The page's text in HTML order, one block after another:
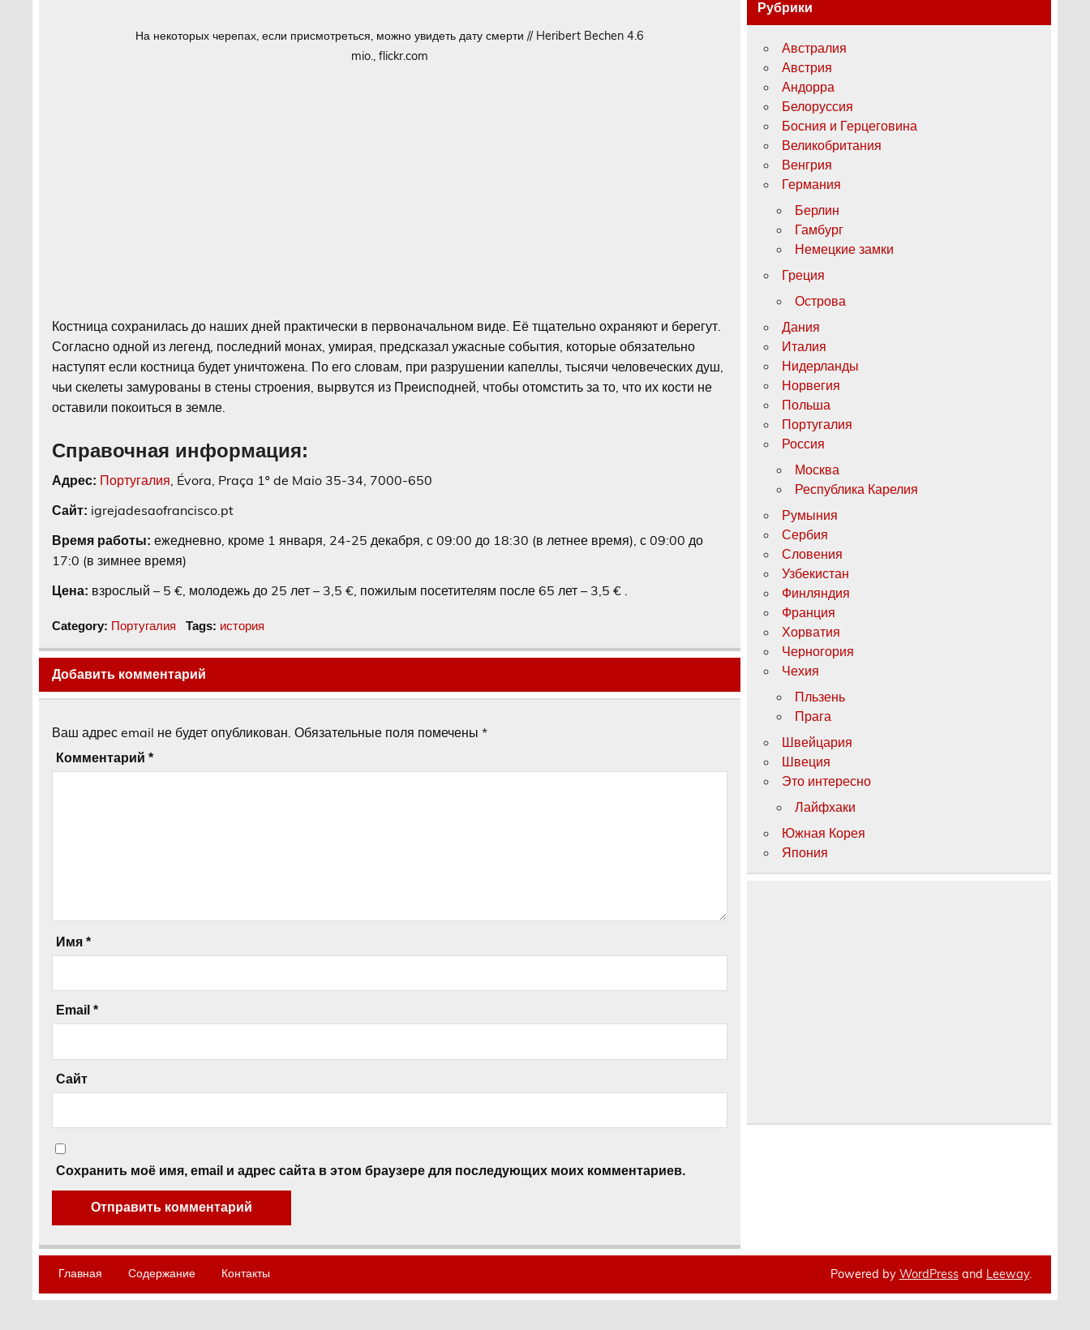
На некоторых черепах, если присмотреться, можно увидеть дату смерти // Heribert Bechen 4.6
mio., flickr.com
Костница сохранилась до наших дней практически в первоначальном виде. Её тщательно охраняют и берегут.
Согласно одной из легенд, последний монах, умирая, предсказал ужасные события, которые обязательно
наступят если костница будет уничтожена. По его словам, при разрушении капеллы, тысячи человеческих душ,
чьи скелеты замурованы в стены строения, вырвутся из Преисподней, чтобы отомстить за то, что их кости не
оставили покоиться в земле.
Справочная информация:
Адрес: Португалия, Évora, Praça 1º de Maio 35-34, 7000-650
Сайт: igrejadesaofrancisco.pt
Время работы: ежедневно, кроме 1 января, 24-25 декабря, с 09:00 до 18:30 (в летнее время), с 09:00 до
17:0 (в зимнее время)
Цена: взрослый – 5 €, молодежь до 25 лет – 3,5 €, пожилым посетителям после 65 лет – 3,5 € .
Category: Португалия Tags: история
Добавить комментарий
Ваш адрес email не будет опубликован. Обязательные поля помечены*
Комментарий*
Имя*
Email*
Сайт
Сохранить моё имя, email и адрес сайта в этом браузере для последующих моих комментариев.
Рубрики
Австралия
Австрия
Андорра
Белоруссия
Босния и Герцеговина
Великобритания
Венгрия
Германия
Берлин
Гамбург
Немецкие замки
Греция
Острова
Дания
Италия
Нидерланды
Норвегия
Польша
Португалия
Россия
Москва
Республика Карелия
Румыния
Сербия
Словения
Узбекистан
Финляндия
Франция
Хорватия
Черногория
Чехия
Пльзень
Прага
Швейцария
Швеция
Это интересно
Лайфхаки
Южная Корея
Япония
Главная Содержание Контакты Powered by WordPressand Leeway.